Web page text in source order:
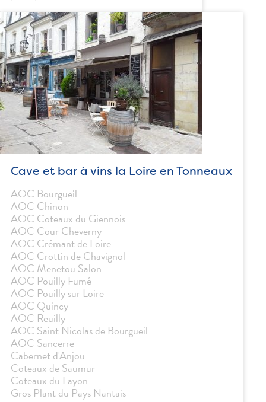
Cave et bar à vins la Loire en Tonneaux
AOC Bourgueil
AOC Chinon
AOC Coteaux du Giennois
AOC Cour Cheverny
AOC Crémant de Loire
AOC Crottin de Chavignol
AOC Menetou Salon
AOC Pouilly Fumé
AOC Pouilly sur Loire
AOC Quincy
AOC Reuilly
AOC Saint Nicolas de Bourgueil
AOC Sancerre
Cabernet d'Anjou
Coteaux de Saumur
Coteaux du Layon
Gros Plant du Pays Nantais